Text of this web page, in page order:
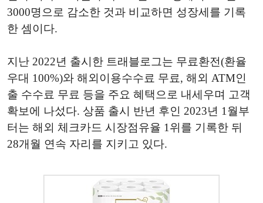
3000명으로 감소한 것과 비교하면 성장세를 기록
한 셈이다.
지난 2022년 출시한 트래블로그는 무료환전(환율
우대 100%)와 해외이용수수료 무료, 해외 ATM인
출 수수료 무료 등을 주요 혜택으로 내세우며 고객
확보에 나섰다. 상품 출시 반년 후인 2023년 1월부
터는 해외 체크카드 시장점유율 1위를 기록한 뒤
28개월 연속 자리를 지키고 있다.